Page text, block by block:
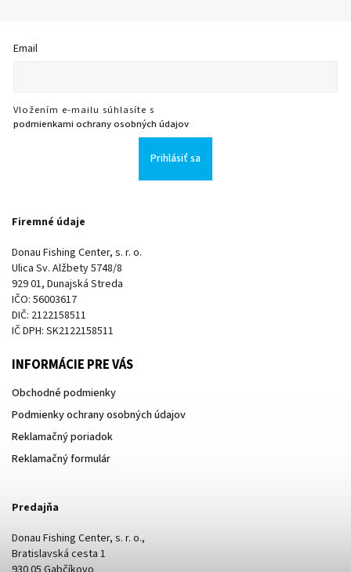
Email
Vložením e-mailu súhlasíte s
podmienkami ochrany osobných údajov
Prihlásiť sa
Firemné údaje
Donau Fishing Center, s. r. o.
Ulica Sv. Alžbety 5748/8
929 01, Dunajská Streda
IČO: 56003617
DIČ: 2122158511
IČ DPH: SK2122158511
INFORMÁCIE PRE VÁS
Obchodné podmienky
Podmienky ochrany osobných údajov
Reklamačný poriadok
Reklamačný formulár
Predajňa
Donau Fishing Center, s. r. o.,
Bratislavská cesta 1